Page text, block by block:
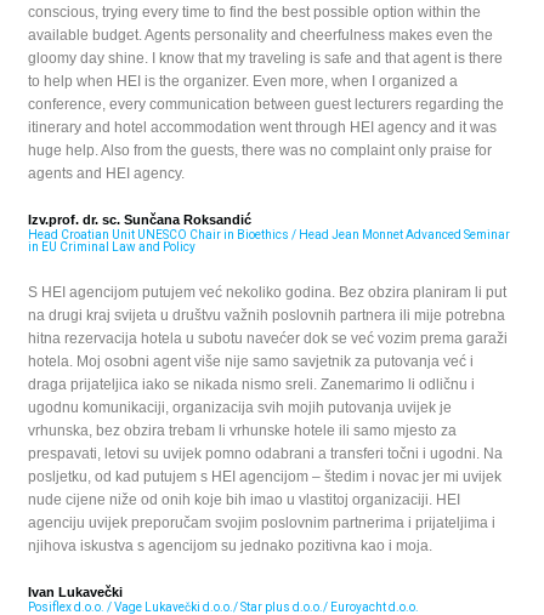
conscious, trying every time to find the best possible option within the
available budget. Agents personality and cheerfulness makes even the
gloomy day shine. I know that my traveling is safe and that agent is there
to help when HEI is the organizer. Even more, when I organized a
conference, every communication between guest lecturers regarding the
itinerary and hotel accommodation went through HEI agency and it was
huge help. Also from the guests, there was no complaint only praise for
agents and HEI agency.
Izv.prof. dr. sc. Sunčana Roksandić
Head Croatian Unit UNESCO Chair in Bioethics / Head Jean Monnet Advanced Seminar
in EU Criminal Law and Policy
S HEI agencijom putujem već nekoliko godina. Bez obzira planiram li put
na drugi kraj svijeta u društvu važnih poslovnih partnera ili mije potrebna
hitna rezervacija hotela u subotu navećer dok se već vozim prema garaži
hotela. Moj osobni agent više nije samo savjetnik za putovanja već i
draga prijateljica iako se nikada nismo sreli. Zanemarimo li odličnu i
ugodnu komunikaciji, organizacija svih mojih putovanja uvijek je
vrhunska, bez obzira trebam li vrhunske hotele ili samo mjesto za
prespavati, letovi su uvijek pomno odabrani a transferi točni i ugodni. Na
posljetku, od kad putujem s HEI agencijom – štedim i novac jer mi uvijek
nude cijene niže od onih koje bih imao u vlastitoj organizaciji. HEI
agenciju uvijek preporučam svojim poslovnim partnerima i prijateljima i
njihova iskustva s agencijom su jednako pozitivna kao i moja.
Ivan Lukavečki
Posiflex d.o.o. / Vage Lukavečki d.o.o./ Star plus d.o.o./ Euroyacht d.o.o.